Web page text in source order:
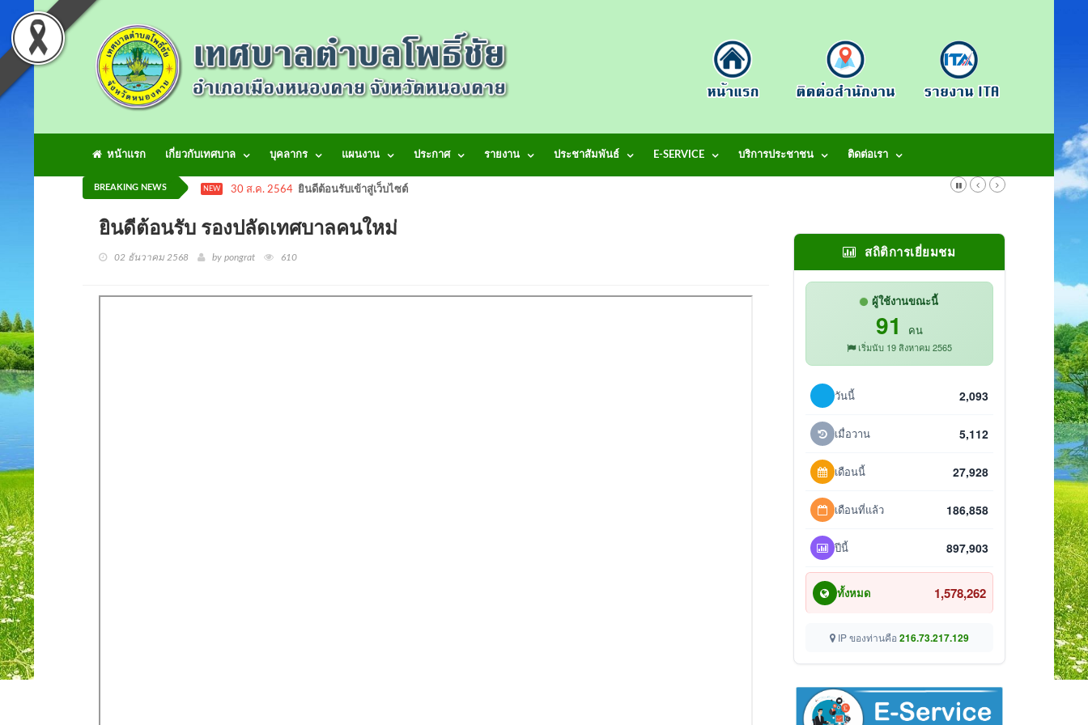
หน้าแรก เกี่ยวกับเทศบาล บุคลากร แผนงาน ประกาศ รายงาน ประชาสัมพันธ์ E-SERVICE บริการประชาชน ติดต่อเรา
BREAKING NEWS NEW 30 ส.ค. 2564 ยินดีต้อนรับเข้าสู่เว็บไซต์ เทศบาลตำบลโพธิ์ชัย
ยินดีต้อนรับ รองปลัดเทศบาลคนใหม่
02 ธันวาคม 2568 by pongrat 610 สถิติการเยี่ยมชม
ผู้ใช้งานขณะนี้
91 คน
เริ่มนับ 19 สิงหาคม 2565
วันนี้ 2,093
เมื่อวาน 5,112
เดือนนี้ 27,928
เดือนที่แล้ว 186,858
ปีนี้ 897,903
ทั้งหมด 1,578,262
IP ของท่านคือ 216.73.217.129